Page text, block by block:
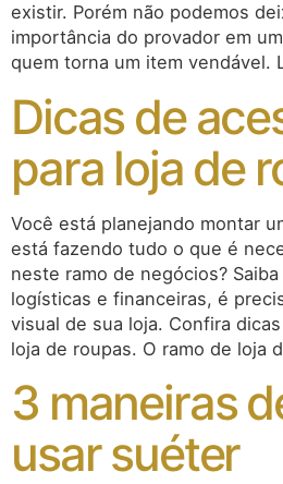
existir. Porém não podemos
importância do provador em
quem torna um item vendável.
Dicas de
para loja de
Você está planejando montar
está fazendo tudo o que é
neste ramo de negócios?
logísticas e financeiras, é
visual de sua loja. Confira
loja de roupas. O ramo de loja
3 maneiras
usar suéter